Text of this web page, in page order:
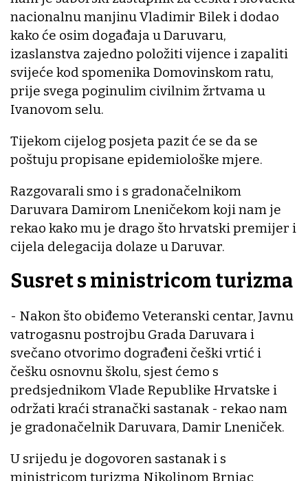
nacionalnu manjinu Vladimir Bilek i dodao
kako će osim događaja u Daruvaru,
izaslanstva zajedno položiti vijence i zapaliti
svijeće kod spomenika Domovinskom ratu,
prije svega poginulim civilnim žrtvama u
Ivanovom selu.
Tijekom cijelog posjeta pazit će se da se
poštuju propisane epidemiološke mjere.
Razgovarali smo i s gradonačelnikom
Daruvara Damirom Lneničekom koji nam je
rekao kako mu je drago što hrvatski premijer i
cijela delegacija dolaze u Daruvar.
Susret s ministricom turizma
- Nakon što obiđemo Veteranski centar, Javnu
vatrogasnu postrojbu Grada Daruvara i
svečano otvorimo dograđeni češki vrtić i
češku osnovnu školu, sjest ćemo s
predsjednikom Vlade Republike Hrvatske i
održati kraći stranački sastanak - rekao nam
je gradonačelnik Daruvara, Damir Lneniček.
U srijedu je dogovoren sastanak i s
ministricom turizma Nikolinom Brnjac